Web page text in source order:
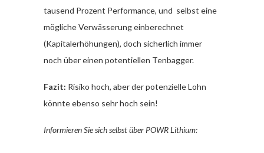
tausend Prozent Performance, und selbst eine
mögliche Verwässerung einberechnet
(Kapitalerhöhungen), doch sicherlich immer
noch über einen potentiellen Tenbagger.
Fazit: Risiko hoch, aber der potenzielle Lohn
könnte ebenso sehr hoch sein!
Informieren Sie sich selbst über POWR Lithium: